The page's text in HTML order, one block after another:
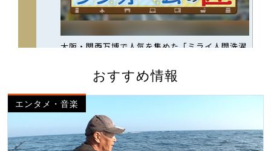
おすすめ情報
エンタメ・音楽